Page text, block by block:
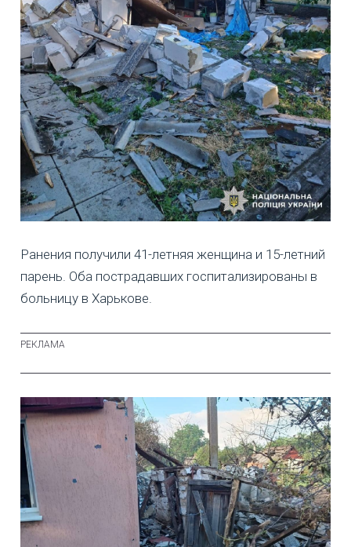
Ранения получили 41-летняя женщина и 15-летний
парень. Оба пострадавших госпитализированы в
больницу в Харькове.